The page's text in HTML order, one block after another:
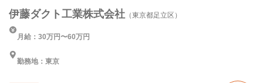
伊藤ダクト工業株式会社 （東京都足立区）
月給：30万円〜60万円
勤務地：東京